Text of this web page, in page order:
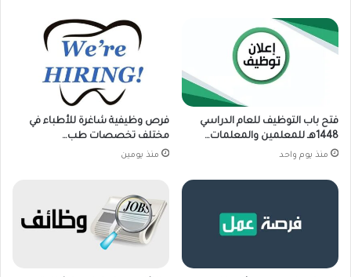
فتح باب التوظيف للعام الدراسي
1448هـ للمعلمين والمعلمات…
منذ يوم واحد
فرص وظيفية شاغرة للأطباء في
مختلف تخصصات طب…
منذ يومين